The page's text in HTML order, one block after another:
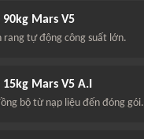
Mars V5
rang tự động công suất lớn.
Mars V5 A.I
bộ từ nạp liệu đến đóng gói.